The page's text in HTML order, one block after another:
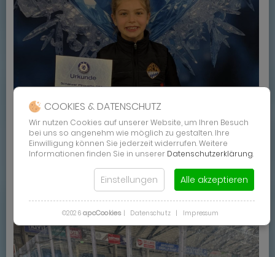
COOKIES & DATENSCHUTZ
Wir nutzen Cookies auf unserer Website, um Ihren Besuch
bei uns so angenehm wie möglich zu gestalten. Ihre
Einwilligung können Sie jederzeit widerrufen. Weitere
Informationen finden Sie in unserer Datenschutzerklärung
Einstellungen Alle akzeptieren
©2026 apcCookies| Datenschutz | Impressum